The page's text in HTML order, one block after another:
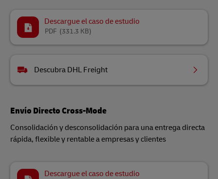
Descargue el caso de estudio
(331.3 KB)
PDF
Descubra DHL Freight
Envío Directo Cross-Mode
Consolidación y desconsolidación para una entrega directa
rápida, flexible y rentable a empresas y clientes
Descargue el caso de estudio